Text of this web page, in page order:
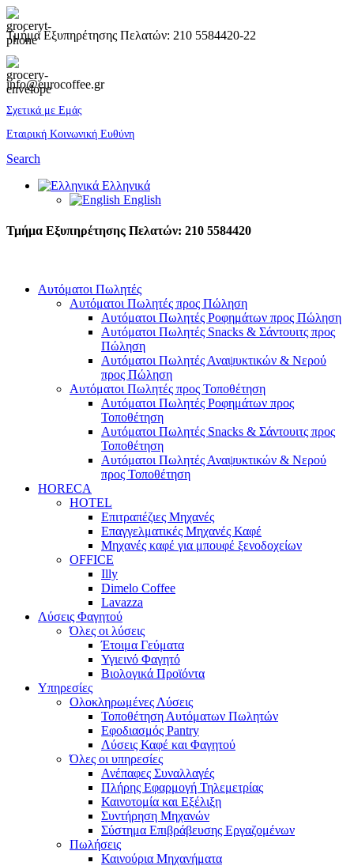
Τμήμα Εξυπηρέτησης Πελατών: 210 5584420-22
info@eurocoffee.gr
Σχετικά με Εμάς
Εταιρική Κοινωνική Ευθύνη
Search
Ελληνικά
English
Τμήμα Εξυπηρέτησης Πελατών: 210 5584420
Αυτόματοι Πωλητές
Αυτόματοι Πωλητές προς Πώληση
Αυτόματοι Πωλητές Ροφημάτων προς Πώληση
Αυτόματοι Πωλητές Snacks & Σάντουιτς προς
Πώληση
Αυτόματοι Πωλητές Αναψυκτικών & Νερού
προς Πώληση
Αυτόματοι Πωλητές προς Τοποθέτηση
Αυτόματοι Πωλητές Ροφημάτων προς
Τοποθέτηση
Αυτόματοι Πωλητές Snacks & Σάντουιτς προς
Τοποθέτηση
Αυτόματοι Πωλητές Αναψυκτικών & Νερού
προς Τοποθέτηση
HORECA
HOTEL
Επιτραπέζιες Μηχανές
Επαγγελματικές Μηχανές Καφέ
Μηχανές καφέ για μπουφέ ξενοδοχείων
OFFICE
Illy
Dimelo Coffee
Lavazza
Λύσεις Φαγητού
Όλες οι λύσεις
Έτοιμα Γεύματα
Υγιεινό Φαγητό
Βιολογικά Προϊόντα
Υπηρεσίες
Ολοκληρωμένες Λύσεις
Τοποθέτηση Αυτόματων Πωλητών
Εφοδιασμός Pantry
Λύσεις Καφέ και Φαγητού
Όλες οι υπηρεσίες
Ανέπαφες Συναλλαγές
Πλήρης Εφαρμογή Τηλεμετρίας
Καινοτομία και Εξέλιξη
Συντήρηση Μηχανών
Σύστημα Επιβράβευσης Εργαζομένων
Πωλήσεις
Καινούρια Μηχανήματα